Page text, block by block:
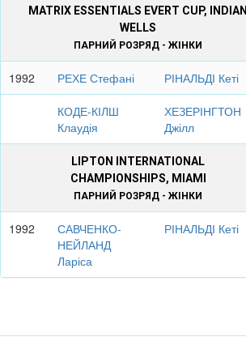
MATRIX ESSENTIALS EVERT CUP, INDIAN
WELLS
ПАРНИЙ РОЗРЯД - ЖІНКИ
1992 РЕХЕ Стефані РІНАЛЬДІ Кеті
КОДЕ-КІЛШ
Клаудія
ХЕЗЕРІНГТОН
Джілл
LIPTON INTERNATIONAL
CHAMPIONSHIPS, MIAMI
ПАРНИЙ РОЗРЯД - ЖІНКИ
1992
САВЧЕНКО-
НЕЙЛАНД
Ларіса
РІНАЛЬДІ Кеті